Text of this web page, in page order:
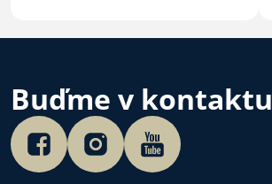
Buďme v kontaktu